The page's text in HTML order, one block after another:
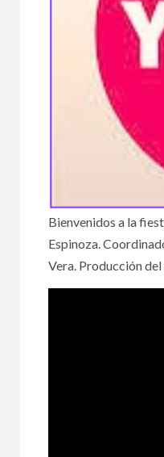
Bienvenidos a la
Espinoza.
Vera. Producción del